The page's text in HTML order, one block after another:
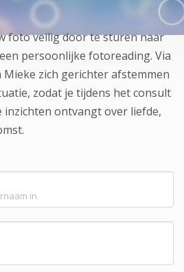
foto veilig door te sturen naar
persoonlijke fotoreading. Via
zich gerichter afstemmen
zodat je tijdens het consult
inzichten ontvangt over liefde,